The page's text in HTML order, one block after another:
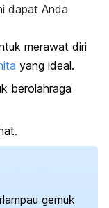
dapat Anda
merawat diri
yang ideal.
berolahraga
gemuk